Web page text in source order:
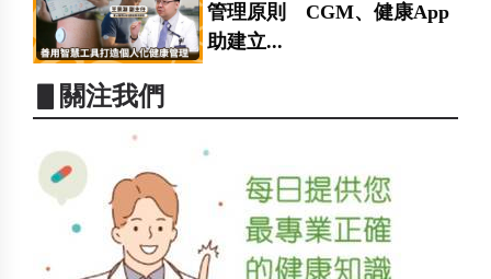
管理原則 CGM、健康App
助建立...
▋關注我們